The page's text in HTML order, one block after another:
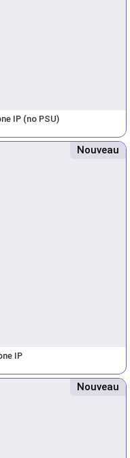
IP (no PSU)
Nouveau
IP
Nouveau